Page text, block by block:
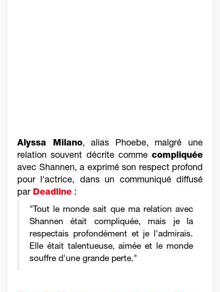
Alyssa Milano, alias Phoebe, malgré une
relation souvent décrite comme compliquée
avec Shannen, a exprimé son respect profond
pour l'actrice, dans un communiqué diffusé
par Deadline :
"Tout le monde sait que ma relation avec
Shannen était compliquée, mais je la
respectais profondément et je l'admirais.
Elle était talentueuse, aimée et le monde
souffre d'une grande perte."